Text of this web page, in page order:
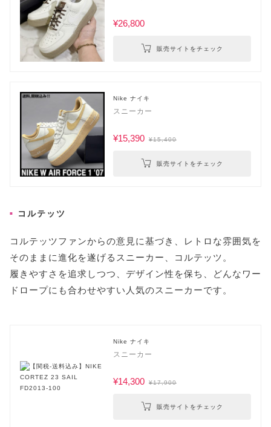
¥26,800
販売サイトをチェック
Nike ナイキ
スニーカー
¥15,390 ¥15,400
販売サイトをチェック
コルテッツ
コルテッツファンからの意見に基づき、レトロな雰囲気を
そのままに進化を遂げるスニーカー、コルテッツ。
履きやすさを追求しつつ、デザイン性を保ち、どんなワー
ドロープにも合わせやすい人気のスニーカーです。
Nike ナイキ
スニーカー
¥14,300 ¥17,900
販売サイトをチェック